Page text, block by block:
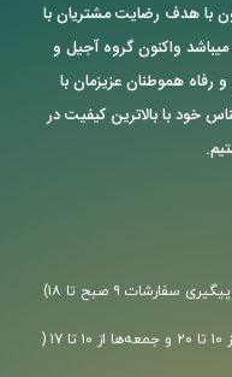
با هدف رضایت مشتریان با
واکنون گروه آجیل و
رفاه هموطنان عزیزمان با
خود با بالاترین کیفیت در
ارسال سفارشات یزد بجز روزهای تعطیل از ۱۰ تا ۲۰ و جمعه‌ها از ۱۰ تا ۱۷ (